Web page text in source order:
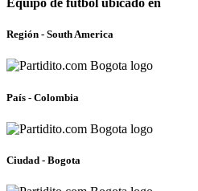
Equipo de fútbol ubicado en
Región - South America
País - Colombia
Ciudad - Bogota